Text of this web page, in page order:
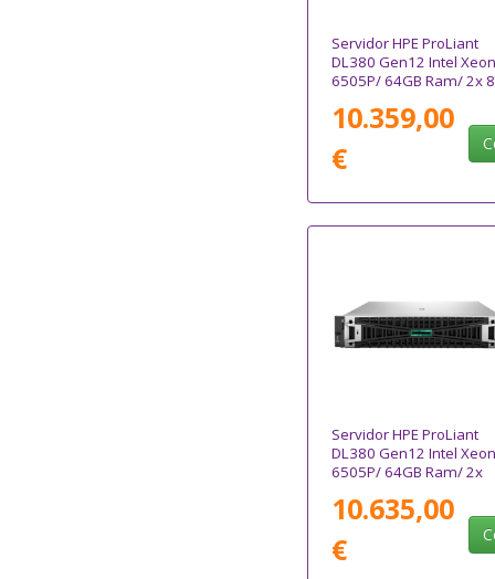
Servidor HPE ProLiant
DL380 Gen12 Intel Xeon
6505P/ 64GB Ram/ 2x
10.359,00
€
Servidor HPE ProLiant
DL380 Gen12 Intel Xeon
6505P/ 64GB Ram/ 2x
10.635,00
€